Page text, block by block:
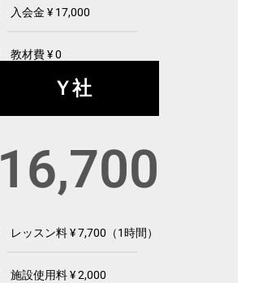
入会金 ¥ 17,000
教材費 ¥ 0
Ｙ社
16,700
レッスン料 ¥ 7,700（1時間）
施設使用料 ¥ 2,000